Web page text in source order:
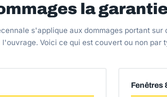
la
s'applique aux dommages portant sur
l'ouvrage. Voici ce qui est couvert ou non par
Fenêtres